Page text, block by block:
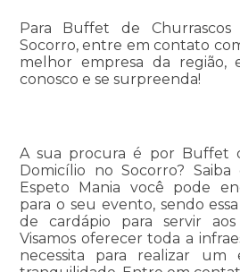
Para Buffet de
Socorro, entre em contato
melhor empresa da região,
conosco e se surpreenda!
A sua procura é por Buffet
Domicílio no Socorro?
Espeto Mania você pode
para o seu evento, sendo
de cardápio para servir aos
Visamos oferecer toda a
necessita para realizar um